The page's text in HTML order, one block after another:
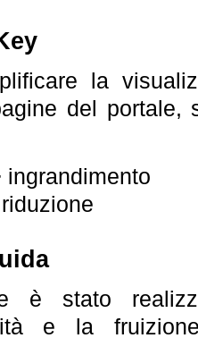
la
del portale,
ingrandimento
è stato
e la